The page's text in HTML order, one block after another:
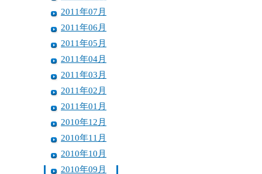
2011年07月
2011年06月
2011年05月
2011年04月
2011年03月
2011年02月
2011年01月
2010年12月
2010年11月
2010年10月
2010年09月